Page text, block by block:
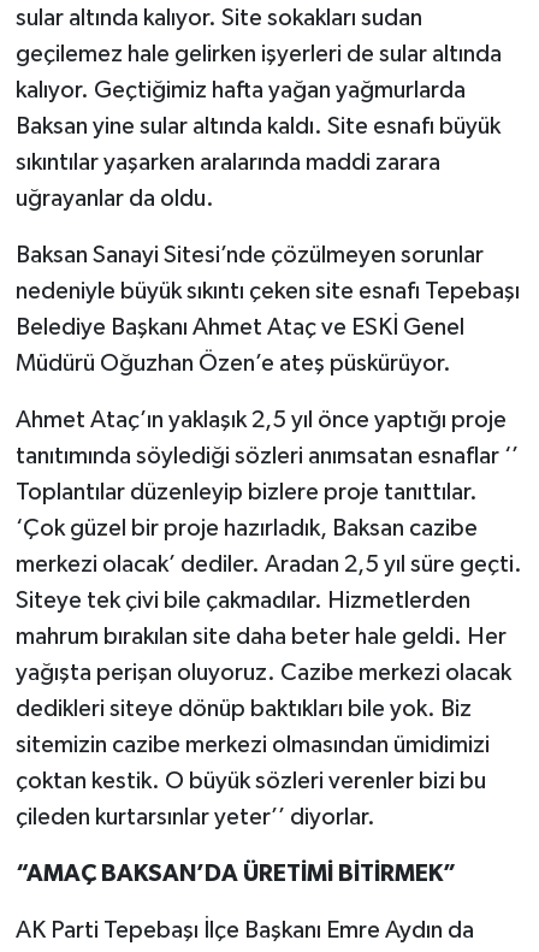
sular altında kalıyor. Site sokakları sudan
geçilemez hale gelirken işyerleri de sular altında
kalıyor. Geçtiğimiz hafta yağan yağmurlarda
Baksan yine sular altında kaldı. Site esnafı büyük
sıkıntılar yaşarken aralarında maddi zarara
uğrayanlar da oldu.
Baksan Sanayi Sitesi’nde çözülmeyen sorunlar
nedeniyle büyük sıkıntı çeken site esnafı Tepebaşı
Belediye Başkanı Ahmet Ataç ve ESKİ Genel
Müdürü Oğuzhan Özen’e ateş püskürüyor.
Ahmet Ataç’ın yaklaşık 2,5 yıl önce yaptığı proje
tanıtımında söylediği sözleri anımsatan esnaflar ‘’
Toplantılar düzenleyip bizlere proje tanıttılar.
‘Çok güzel bir proje hazırladık, Baksan cazibe
merkezi olacak’ dediler. Aradan 2,5 yıl süre geçti.
Siteye tek çivi bile çakmadılar. Hizmetlerden
mahrum bırakılan site daha beter hale geldi. Her
yağışta perişan oluyoruz. Cazibe merkezi olacak
dedikleri siteye dönüp baktıkları bile yok. Biz
sitemizin cazibe merkezi olmasından ümidimizi
çoktan kestik. O büyük sözleri verenler bizi bu
çileden kurtarsınlar yeter’’ diyorlar.
“AMAÇ BAKSAN’DA ÜRETİMİ BİTİRMEK”
AK Parti Tepebaşı İlçe Başkanı Emre Aydın da